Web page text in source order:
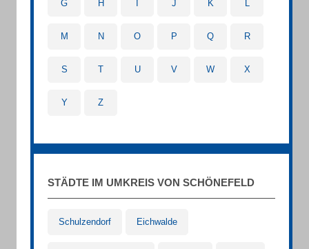
G H J K L
M N O P Q R
S T U V W X
Y Z
STÄDTE IM UMKREIS VON SCHÖNEFELD
Schulzendorf Eichwalde